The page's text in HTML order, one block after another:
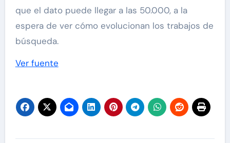
que el dato puede llegar a las 50.000, a la
espera de ver cómo evolucionan los trabajos de
búsqueda.
Ver fuente